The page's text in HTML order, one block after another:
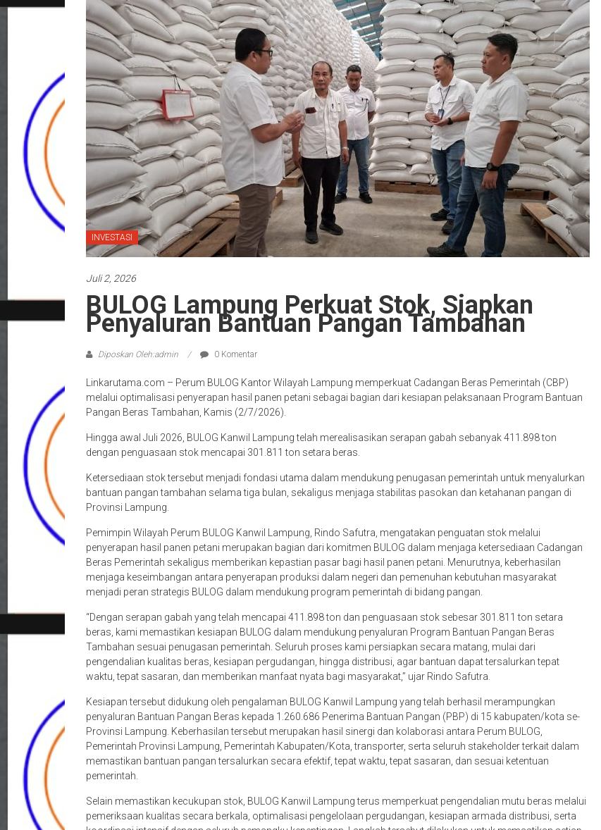
INVESTASI
Juli 2, 2026
BULOG Lampung Perkuat Stok, Siapkan
Penyaluran Bantuan Pangan Tambahan
Diposkan Oleh:admin 0 Komentar
Linkarutama.com – Perum BULOG Kantor Wilayah Lampung memperkuat Cadangan Beras Pemerintah (CBP)
melalui optimalisasi penyerapan hasil panen petani sebagai bagian dari kesiapan pelaksanaan Program Bantuan
Pangan Beras Tambahan, Kamis (2/7/2026).
Hingga awal Juli 2026, BULOG Kanwil Lampung telah merealisasikan serapan gabah sebanyak 411.898 ton
dengan penguasaan stok mencapai 301.811 ton setara beras.
Ketersediaan stok tersebut menjadi fondasi utama dalam mendukung penugasan pemerintah untuk menyalurkan
bantuan pangan tambahan selama tiga bulan, sekaligus menjaga stabilitas pasokan dan ketahanan pangan di
Provinsi Lampung.
Pemimpin Wilayah Perum BULOG Kanwil Lampung, Rindo Safutra, mengatakan penguatan stok melalui
penyerapan hasil panen petani merupakan bagian dari komitmen BULOG dalam menjaga ketersediaan Cadangan
Beras Pemerintah sekaligus memberikan kepastian pasar bagi hasil panen petani. Menurutnya, keberhasilan
menjaga keseimbangan antara penyerapan produksi dalam negeri dan pemenuhan kebutuhan masyarakat
menjadi peran strategis BULOG dalam mendukung program pemerintah di bidang pangan.
“Dengan serapan gabah yang telah mencapai 411.898 ton dan penguasaan stok sebesar 301.811 ton setara
beras, kami memastikan kesiapan BULOG dalam mendukung penyaluran Program Bantuan Pangan Beras
Tambahan sesuai penugasan pemerintah. Seluruh proses kami persiapkan secara matang, mulai dari
pengendalian kualitas beras, kesiapan pergudangan, hingga distribusi, agar bantuan dapat tersalurkan tepat
waktu, tepat sasaran, dan memberikan manfaat nyata bagi masyarakat,” ujar Rindo Safutra.
Kesiapan tersebut didukung oleh pengalaman BULOG Kanwil Lampung yang telah berhasil merampungkan
penyaluran Bantuan Pangan Beras kepada 1.260.686 Penerima Bantuan Pangan (PBP) di 15 kabupaten/kota se-
Provinsi Lampung. Keberhasilan tersebut merupakan hasil sinergi dan kolaborasi antara Perum BULOG,
Pemerintah Provinsi Lampung, Pemerintah Kabupaten/Kota, transporter, serta seluruh stakeholder terkait dalam
memastikan bantuan pangan tersalurkan secara efektif, tepat waktu, tepat sasaran, dan sesuai ketentuan
pemerintah.
Selain memastikan kecukupan stok, BULOG Kanwil Lampung terus memperkuat pengendalian mutu beras melalui
pemeriksaan kualitas secara berkala, optimalisasi pengelolaan pergudangan, kesiapan armada distribusi, serta